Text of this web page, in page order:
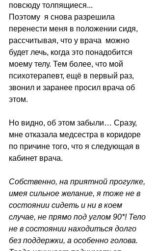
повсюду толпящиеся...
Поэтому  я снова разрешила
перенести меня в положении сидя,
рассчитывая, что у врача  можно
будет лечь, когда это понадобится
моему телу. Тем более, что мой
психотерапевт, ещё в первый раз,
звонил и заранее просил врача об
этом.
Но видно, об этом забыли… Сразу,
мне отказала медсестра в коридоре
по причине того, что я следующая в
кабинет врача.
Собственно, на приятной прогулке,
имея сильное желание, я тоже не в
состоянии сидеть и ни в коем
случае, не прямо под углом 90*! Тело
не в состоянии находиться долго
без поддержки, а особенно голова.